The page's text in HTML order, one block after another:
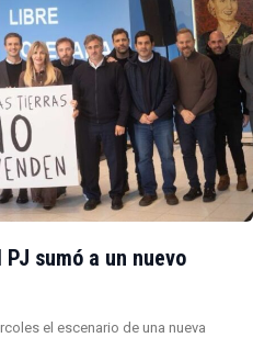
sumó a un nuevo
el escenario de una nueva